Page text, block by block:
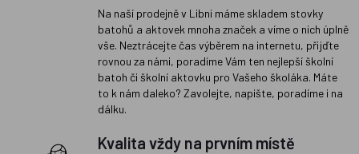
Na naší prodejně v Libni máme skladem stovky
batohů a aktovek mnoha značek a víme o nich úplně
vše. Neztrácejte čas výběrem na internetu, přijďte
rovnou za námi, poradíme Vám ten nejlepší školní
batoh či školní aktovku pro Vašeho školáka. Máte
to k nám daleko? Zavolejte, napište, poradíme i na
dálku.
Kvalita vždy na prvním místě